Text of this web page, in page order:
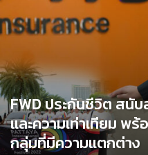
FWD ประกันชีวิต สนั
และความเท่าเทียม พร้
กลุ่มที่มีความแตกต่าง